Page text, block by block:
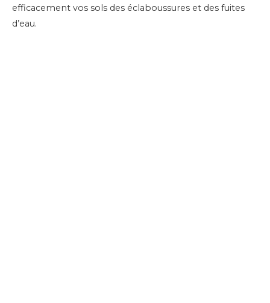
efficacement vos sols des éclaboussures et des fuites
d’eau.